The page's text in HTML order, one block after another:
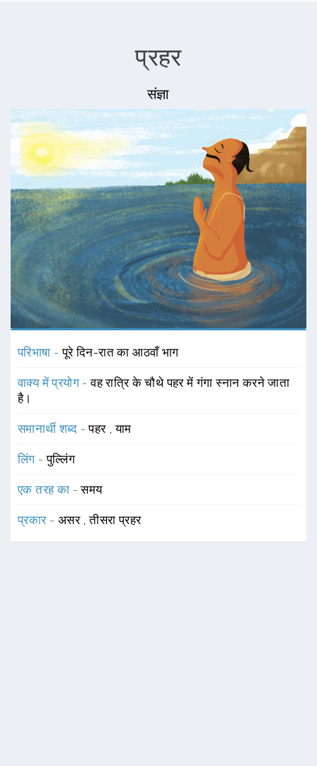
प्रहर
संज्ञा
परिभाषा -पूरे दिन-रात का आठवाँ भाग
वाक्य में प्रयोग -वह रात्रि के चौथे पहर में गंगा स्नान करने जाता
है।
समानार्थी शब्द -पहर ,याम
लिंग -पुल्लिंग
एक तरह का -समय
प्रकार - असर ,तीसरा प्रहर